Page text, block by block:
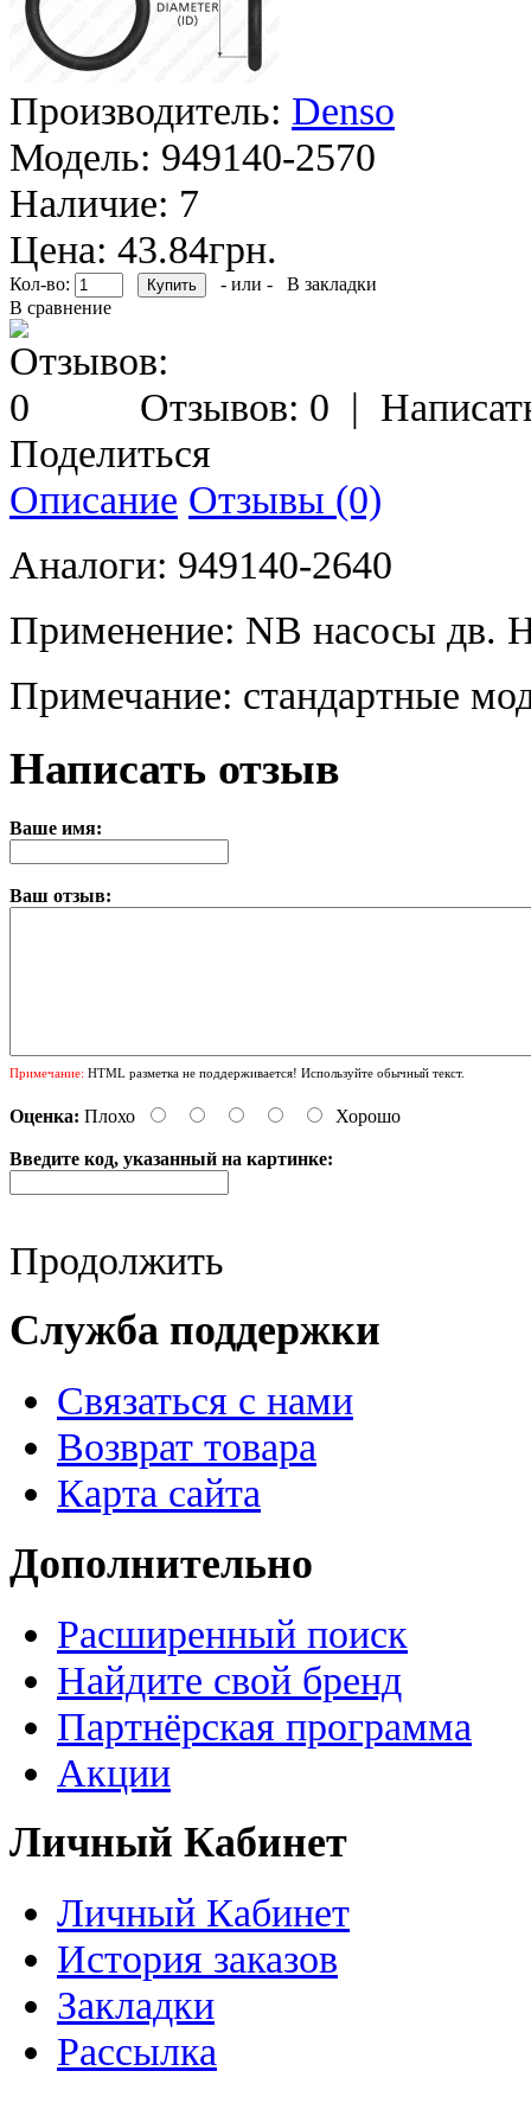
Производитель: Denso
Модель: 949140-2570
Наличие: 7
Цена: 43.84грн.
Кол-во: - или -
В закладки
В сравнение
Отзывов: 0 |
Поделиться
Описание Отзывы (0)
Аналоги: 949140-2640
Применение: NB насосы дв.
Примечание: стандартные
Написать отзыв
Ваше имя:
Ваш отзыв:
Примечание: HTML разметка не поддерживается! Используйте обычный текст.
Оценка: Плохо Хорошо
Введите код, указанный на картинке:
Продолжить
Служба поддержки
Связаться с нами
Возврат товара
Карта сайта
Дополнительно
Расширенный поиск
Найдите свой бренд
Партнёрская программа
Акции
Личный Кабинет
Личный Кабинет
История заказов
Закладки
Рассылка